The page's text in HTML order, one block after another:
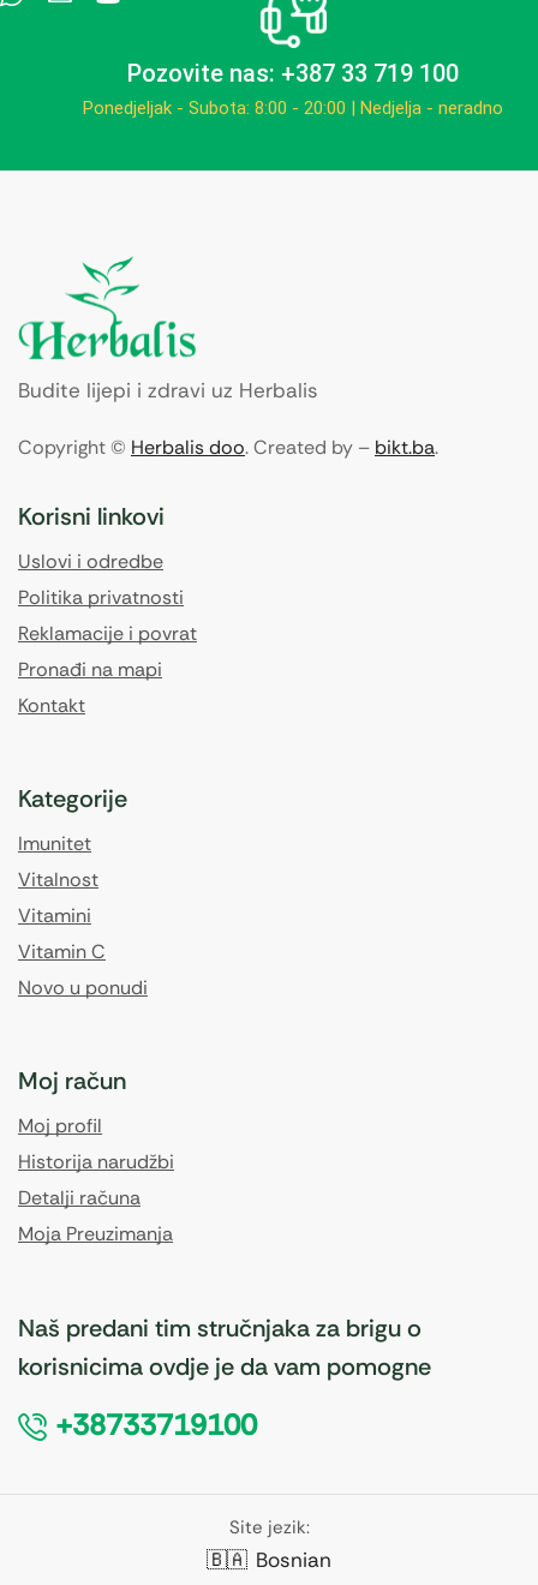
Pozovite nas: +387 33 719 100
Ponedjeljak - Subota: 8:00 - 20:00 | Nedjelja - neradno
Budite lijepi i zdravi uz Herbalis
Copyright © Herbalis doo. Created by – bikt.ba.
Korisni linkovi
Uslovi i odredbe
Politika privatnosti
Reklamacije i povrat
Pronađi na mapi
Kontakt
Kategorije
Imunitet
Vitalnost
Vitamini
Vitamin C
Novo u ponudi
Moj račun
Moj profil
Historija narudžbi
Detalji računa
Moja Preuzimanja
Naš predani tim stručnjaka za brigu o
korisnicima ovdje je da vam pomogne
+38733719100
Site jezik:
🇧🇦 Bosnian